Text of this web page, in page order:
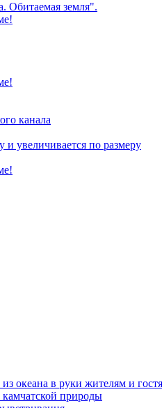
Обитаемая земля".
канала
увеличивается по размеру
океана в руки жителям и
природы